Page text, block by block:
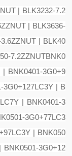
| BLK3232-7.2
| BLK3636-
| BLK40
7.2ZZNUTBNK0
| BNK0401-3G0+9
3G0+127LC3Y | B
| BNK0401-3
3G0+77LC3
| BNK050
BNK0501-3G0+12